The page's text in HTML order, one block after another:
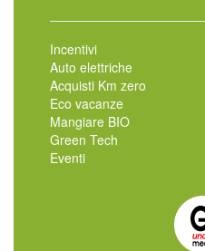
Incentivi
Auto elettriche
Acquisti Km zero
Eco vacanze
Mangiare BIO
Green Tech
Eventi